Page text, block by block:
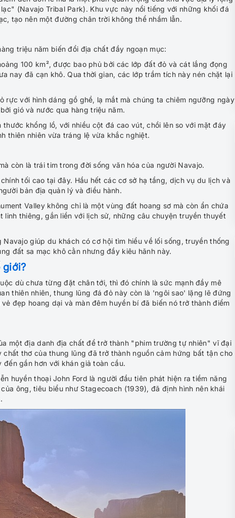
(Navajo Tribal Park). Khu vực này nổi tiếng với những khối đá
tạo nên một đường chân trời không thể nhầm lẫn.
triệu năm biến đổi địa chất đầy ngoạn mục:
100 km², được bao phủ bởi các lớp đất đỏ và cát lắng đọng
nay đã cạn khô. Qua thời gian, các lớp trầm tích này nén chặt lại
rực với hình dáng gồ ghề, lạ mắt mà chúng ta chiêm ngưỡng ngày
gió và nước qua hàng triệu năm.
khổng lồ, với nhiều cột đá cao vút, chồi lên so với mặt đáy
thiên nhiên vừa tráng lệ vừa khắc nghiệt.
còn là trái tim trong đời sống văn hóa của người Navajo.
tối cao tại đây. Hầu hết các cơ sở hạ tầng, dịch vụ du lịch và
bản địa quản lý và điều hành.
Valley không chỉ là một vùng đất hoang sơ mà còn ẩn chứa
thiêng, gắn liền với lịch sử, những câu chuyện truyền thuyết
Navajo giúp du khách có cơ hội tìm hiểu về lối sống, truyền thống
đất sa mạc khô cằn nhưng đầy kiêu hãnh này.
giới?
dù chưa từng đặt chân tới, thì đó chính là sức mạnh đầy mê
thiên nhiên, thung lũng đá đỏ này còn là 'ngôi sao' lặng lẽ đứng
đẹp hoang dại và màn đêm huyền bí đã biến nó trở thành điểm
một địa danh địa chất để trở thành "phim trường tự nhiên" vĩ đại
thơ của thung lũng đã trở thành nguồn cảm hứng bất tận cho
gần hơn với khán giả toàn cầu.
huyền thoại John Ford là người đầu tiên phát hiện ra tiềm năng
ông, tiêu biểu như Stagecoach (1939), đã định hình nên khái